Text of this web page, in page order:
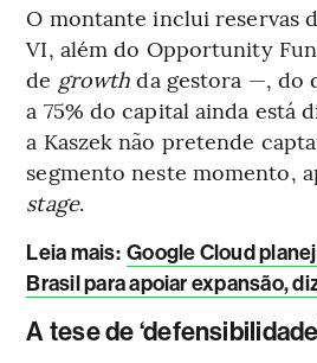
O montante inclui reservas
VI, além do Opportunity
de growthda gestora —, do
a 75% do capital ainda está
a Kaszek não pretende
segmento neste momento,
stage.
Leia mais: Google Cloud
Brasil para apoiar expansão,
A tese de